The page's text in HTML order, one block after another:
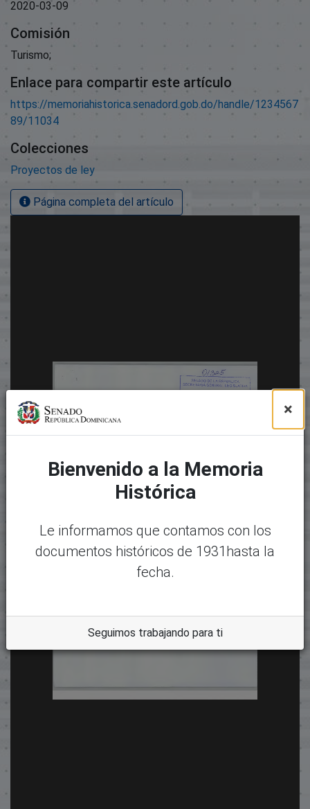
2020-03-09
Comisión
Turismo;
Enlace para compartir este artículo
https://memoriahistorica.senadord.gob.do/handle/1234567
89/11034
Colecciones
Proyectos de ley
Página completa del artículo
×
Bienvenido a la Memoria
Histórica
Le informamos que contamos con los
documentos históricos de 1931hasta la
fecha.
Seguimos trabajando para ti